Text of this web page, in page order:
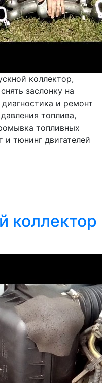
коллектор,
заслонку на
и ремонт
топлива,
топливных
и тюнинг двигателей
коллектор